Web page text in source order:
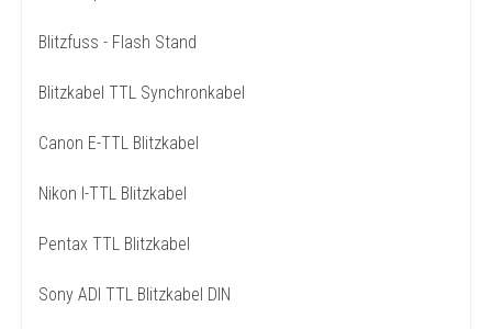
Blitzfuss - Flash Stand
Blitzkabel TTL Synchronkabel
Canon E-TTL Blitzkabel
Nikon I-TTL Blitzkabel
Pentax TTL Blitzkabel
Sony ADI TTL Blitzkabel DIN